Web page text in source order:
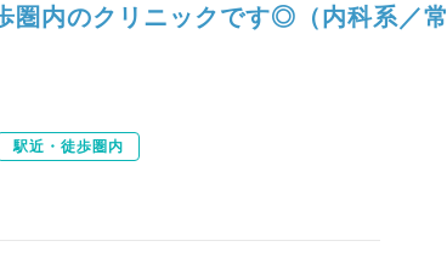
圏内のクリニックです◎（内科系／常
駅近・徒歩圏内